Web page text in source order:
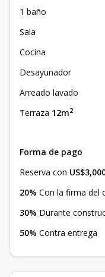
1 baño
Sala
Cocina
Desayunador
Arreado lavado
Terraza 12m2
Forma de pago
Reserva con
20% Con la firma del
30% Durante
50% Contra entrega